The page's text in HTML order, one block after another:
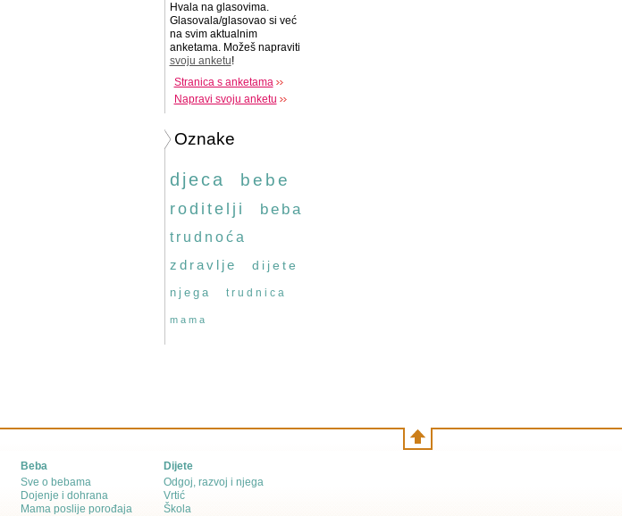
Hvala na glasovima.
Glasovala/glasovao si već
na svim aktualnim
anketama. Možeš napraviti
svoju anketu!
Stranica s anketama
Napravi svoju anketu
Oznake
djeca bebe
roditelji beba
trudnoća
zdravlje
dijete
njega trudnica
mama
Beba
Sve o bebama
Dojenje i dohrana
Mama poslije porođaja
Dijete
Odgoj, razvoj i njega
Vrtić
Škola